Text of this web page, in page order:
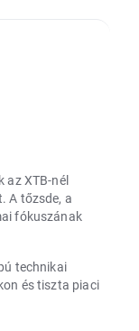
az XTB-nél
A tőzsde, a
fókuszának
technikai
és tiszta piaci
amely az
minősítése